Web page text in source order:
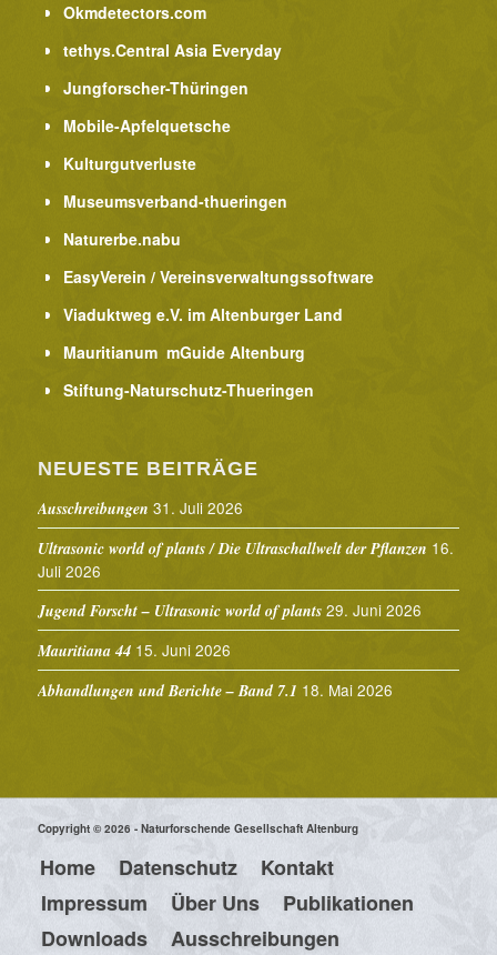
Okmdetectors.com
tethys.Central Asia Everyday
Jungforscher-Thüringen
Mobile-Apfelquetsche
Kulturgutverluste
Museumsverband-thueringen
Naturerbe.nabu
EasyVerein / Vereinsverwaltungssoftware
Viaduktweg e.V. im Altenburger Land
Mauritianum mGuide Altenburg
Stiftung-Naturschutz-Thueringen
NEUESTE BEITRÄGE
Ausschreibungen 31. Juli 2026
Ultrasonic world of plants / Die Ultraschallwelt der Pflanzen 16.
Juli 2026
Jugend Forscht – Ultrasonic world of plants 29. Juni 2026
Mauritiana 44 15. Juni 2026
Abhandlungen und Berichte – Band 7.1 18. Mai 2026
Copyright © 2026 - Naturforschende Gesellschaft Altenburg
Home Datenschutz
Kontakt
Impressum
Über Uns
Publikationen
Downloads
Ausschreibungen